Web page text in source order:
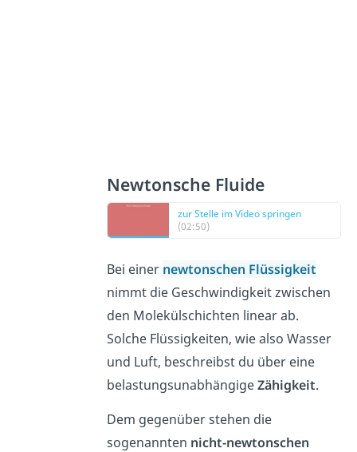
Newtonsche Fluide
zur Stelle im Video springen
(02:50)
Bei einer newtonschen Flüssigkeit
nimmt die Geschwindigkeit zwischen
den Molekülschichten linear ab.
Solche Flüssigkeiten, wie also Wasser
und Luft, beschreibst du über eine
belastungsunabhängigeZähigkeit.
Dem gegenüber stehen die
sogenannten nicht-newtonschen